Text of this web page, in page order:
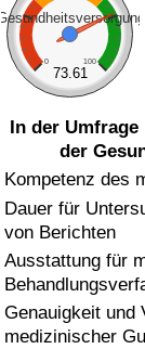
0 100
73.61
In der
der
Kompetenz des
Dauer für
von Berichten
Ausstattung für
Genauigkeit und
medizinischer
in Akaba
Kriminalität
Kriminalitäts-
Kriminalitäts-